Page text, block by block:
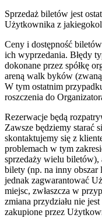
Sprzedaż biletów jest
Użytkownika z
Ceny i dostępność
ich wyprzedania. Błędy
dokonane przez spółkę
areną walk byków
W tym ostatnim
roszczenia do
Rezerwacje będą
Zawsze będziemy starać
skontaktujemy się z
problemach w tym
sprzedaży wielu biletów),
bilety (np. na inny
jednak zagwarantować
miejsc, zwłaszcza w
zmiana przydziału nie
zakupione przez